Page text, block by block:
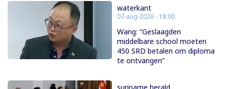
waterkant
07-aug-2026 - 18:00
Wang: “Geslaagden
middelbare school moeten
450 SRD betalen om diploma
te ontvangen”